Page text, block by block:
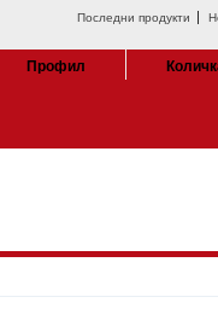
Последни продукти
Профил